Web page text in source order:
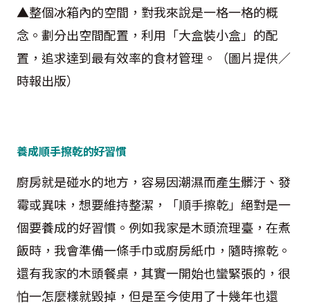
▲整個冰箱內的空間，對我來說是一格一格的概
念。劃分出空間配置，利用「大盒裝小盒」的配
置，追求達到最有效率的食材管理。（圖片提供／
時報出版）
養成順手擦乾的好習慣
廚房就是碰水的地方，容易因潮濕而產生髒汙、發
霉或異味，想要維持整潔，「順手擦乾」絕對是一
個要養成的好習慣。例如我家是木頭流理臺，在煮
飯時，我會準備一條手巾或廚房紙巾，隨時擦乾。
還有我家的木頭餐桌，其實一開始也蠻緊張的，很
怕一怎麼樣就毀掉，但是至今使用了十幾年也還